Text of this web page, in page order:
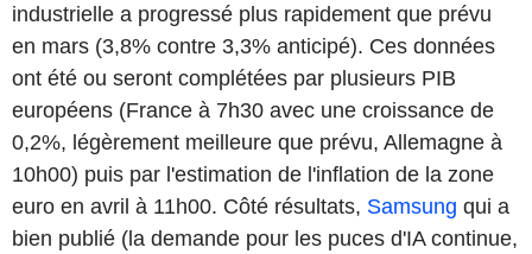
industrielle a progressé plus rapidement que prévu
en mars (3,8% contre 3,3% anticipé). Ces données
ont été ou seront complétées par plusieurs PIB
européens (France à 7h30 avec une croissance de
0,2%, légèrement meilleure que prévu, Allemagne à
10h00) puis par l'estimation de l'inflation de la zone
euro en avril à 11h00. Côté résultats, Samsung qui a
bien publié (la demande pour les puces d'IA continue,